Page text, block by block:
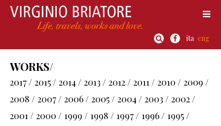
ita eng
WORKS/
2017 / 2015 / 2014 / 2013 / 2012 / 2011 / 2010 / 2009 /
2008 / 2007 / 2006 / 2005 / 2004 / 2003 / 2002 /
2001 / 2000 / 1999 / 1998 / 1997 / 1996 / 1995 /